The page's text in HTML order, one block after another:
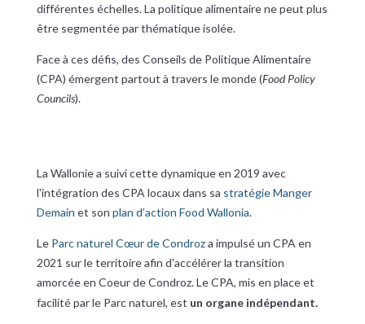
différentes échelles. La politique alimentaire ne peut plus
être segmentée par thématique isolée.
Face à ces défis, des Conseils de Politique Alimentaire
(CPA) émergent partout à travers le monde (Food Policy
Councils).
La Wallonie a suivi cette dynamique en 2019 avec
l'intégration des CPA locaux dans sa stratégie Manger
Demain et son plan d’action Food Wallonia.
Le Parc naturel Cœur de Condroza impulsé un CPA en
2021 sur le territoire afin d'accélérer la transition
amorcée en Coeur de Condroz. Le CPA, mis en place et
facilité par le Parc naturel, est un organe indépendant.